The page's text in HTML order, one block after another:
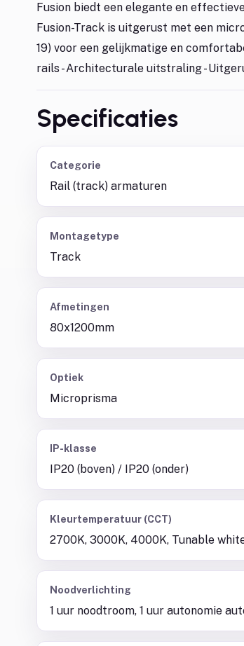
Fusion biedt een elegante en
Fusion-Track is uitgerust met een
19) voor een gelijkmatige en
rails - Architecturale uitstraling -
Specificaties
Categorie
Rail (track) armaturen
Montagetype
Track
Afmetingen
80x1200mm
Optiek
Microprisma
IP-klasse
IP20 (boven) / IP20 (onder)
Kleurtemperatuur (CCT)
2700K, 3000K, 4000K, Tunable
Noodverlichting
1 uur noodtroom, 1 uur autonomie